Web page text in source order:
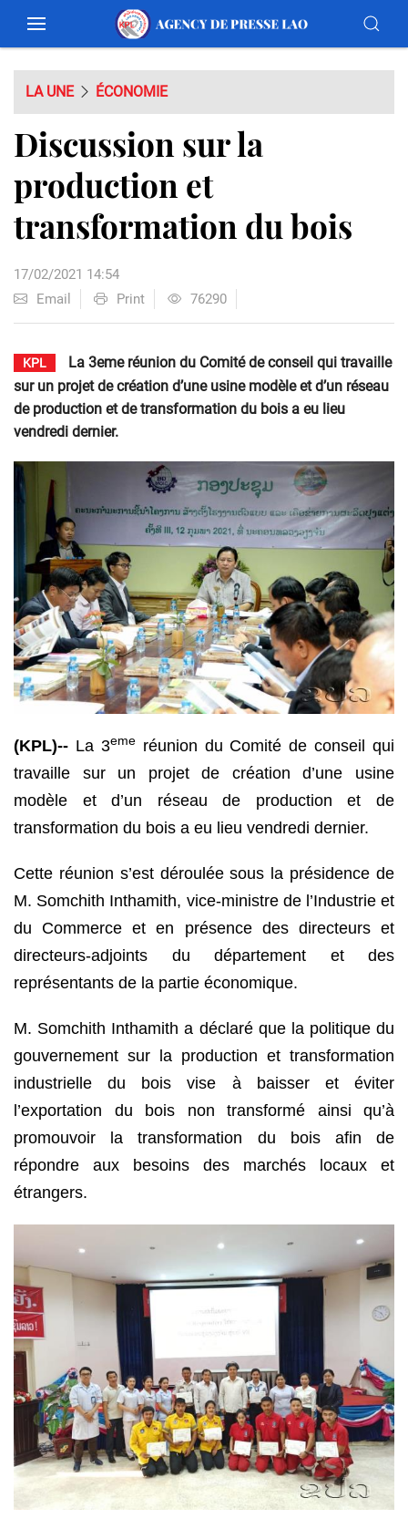
LA UNE ÉCONOMIE
Discussion sur la
production et
transformation du bois
17/02/2021 14:54
Email
Print 76290
KPL
La 3eme réunion du Comité de conseil qui travaille
sur un projet de création d’une usine modèle et d’un réseau
de production et de transformation du bois a eu lieu
vendredi dernier.
(KPL)-- La 3emeréunion du Comité de conseil qui
travaille sur un projet de création d’une usine
modèle et d’un réseau de production et de
transformation du bois a eu lieu vendredi dernier.
Cette réunion s’est déroulée sous la présidence de
M. Somchith Inthamith, vice-ministre de l’Industrie et
du Commerce et en présence des directeurs et
directeurs-adjoints du département et des
représentants de la partie économique.
M. Somchith Inthamith a déclaré que la politique du
gouvernement sur la production et transformation
industrielle du bois vise à baisser et éviter
l’exportation du bois non transformé ainsi qu’à
promouvoir la transformation du bois afin de
répondre aux besoins des marchés locaux et
étrangers.